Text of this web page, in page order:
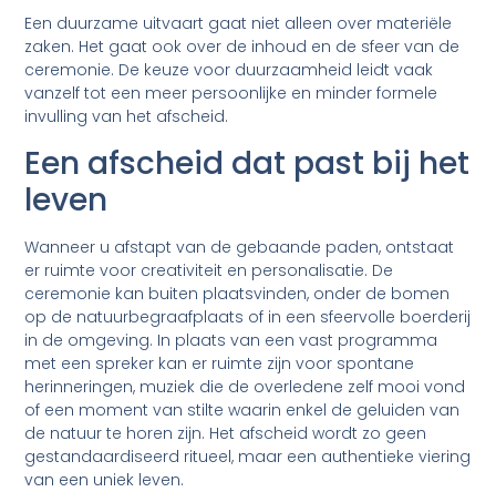
Een duurzame uitvaart gaat niet alleen over materiële
zaken. Het gaat ook over de inhoud en de sfeer van de
ceremonie. De keuze voor duurzaamheid leidt vaak
vanzelf tot een meer persoonlijke en minder formele
invulling van het afscheid.
Een afscheid dat past bij het
leven
Wanneer u afstapt van de gebaande paden, ontstaat
er ruimte voor creativiteit en personalisatie. De
ceremonie kan buiten plaatsvinden, onder de bomen
op de natuurbegraafplaats of in een sfeervolle boerderij
in de omgeving. In plaats van een vast programma
met een spreker kan er ruimte zijn voor spontane
herinneringen, muziek die de overledene zelf mooi vond
of een moment van stilte waarin enkel de geluiden van
de natuur te horen zijn. Het afscheid wordt zo geen
gestandaardiseerd ritueel, maar een authentieke viering
van een uniek leven.